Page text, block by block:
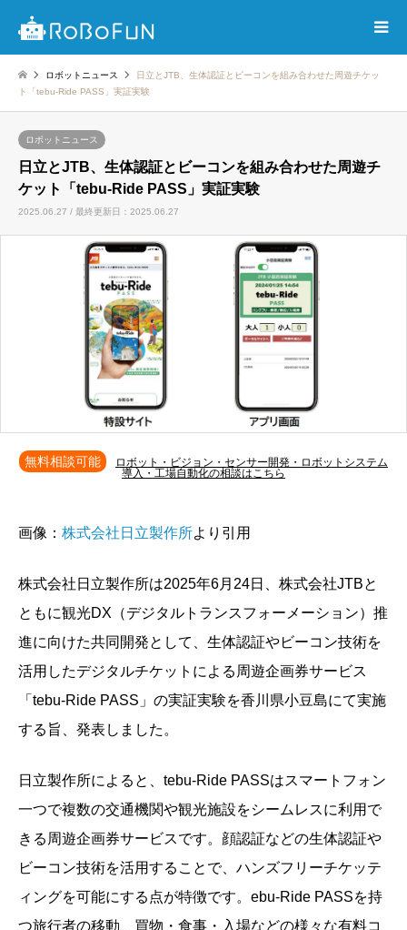
ロボットニュース
日立とJTB、生体認証とビーコンを組み合わせた周遊チケッ
ト「tebu-Ride PASS」実証実験
ロボットニュース
日立とJTB、生体認証とビーコンを組み合わせた周遊チ
ケット「tebu-Ride PASS」実証実験
2025.06.27 / 最終更新日：2025.06.27
無料相談可能
ロボット・ビジョン・センサー開発・ロボットシステム
導入・工場自動化の相談はこちら
画像： 株式会社日立製作所より引用
株式会社日立製作所は2025年6月24日、株式会社JTBと
ともに観光DX（デジタルトランスフォーメーション）推
進に向けた共同開発として、生体認証やビーコン技術を
活用したデジタルチケットによる周遊企画券サービス
「tebu-Ride PASS」の実証実験を香川県小豆島にて実施
する旨、発表しました。
日立製作所によると、tebu-Ride PASSはスマートフォン
一つで複数の交通機関や観光施設をシームレスに利用で
きる周遊企画券サービスです。顔認証などの生体認証や
ビーコン技術を活用することで、ハンズフリーチケッテ
ィングを可能にする点が特徴です。ebu-Ride PASSを持
つ旅行者の移動、買物・食事・入場などの様々な有料コ